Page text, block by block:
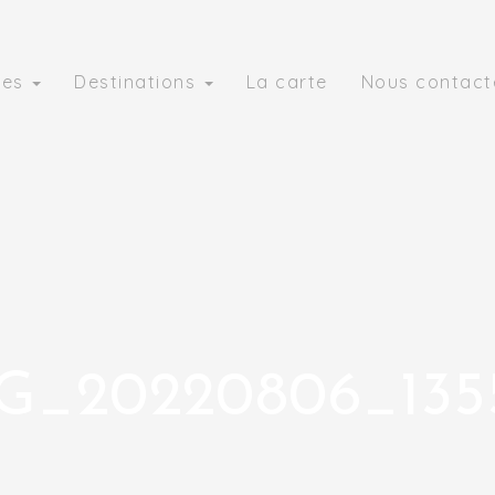
Destinations La carte Nous